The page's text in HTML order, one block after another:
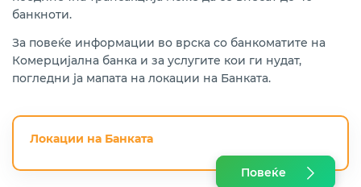
банкноти.
За повеќе информации во врска со банкоматите на
Комерцијална банка и за услугите кои ги нудат,
погледни ја мапата на локации на Банката.
Локации на Банката
Повеќе